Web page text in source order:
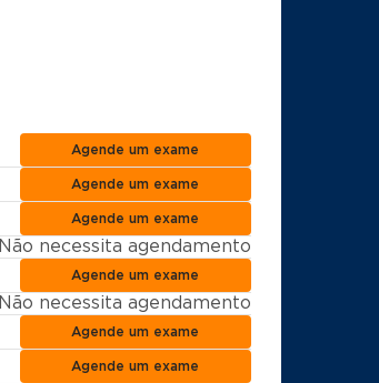
Agende um exame
Agende um exame
Agende um exame
Não necessita agendamento
Agende um exame
Não necessita agendamento
Agende um exame
Agende um exame